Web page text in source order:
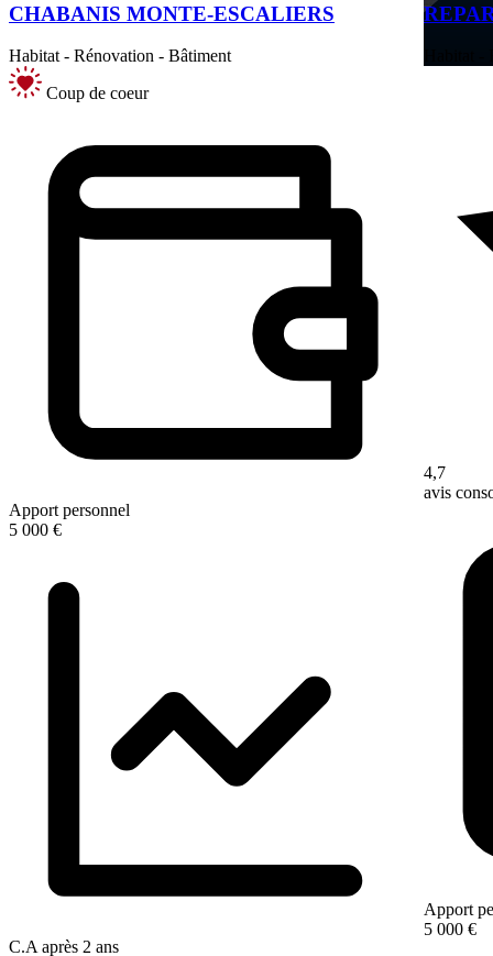
CHABANIS MONTE-ESCALIERS
Habitat - Rénovation - Bâtiment
Coup de coeur
Apport personnel
5 000 €
C.A après 2 ans
4,7
avis
Apport
5 000 €